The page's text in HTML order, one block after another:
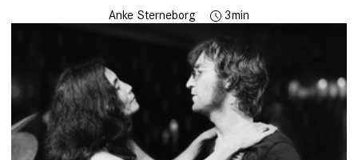
Anke Sterneborg 3